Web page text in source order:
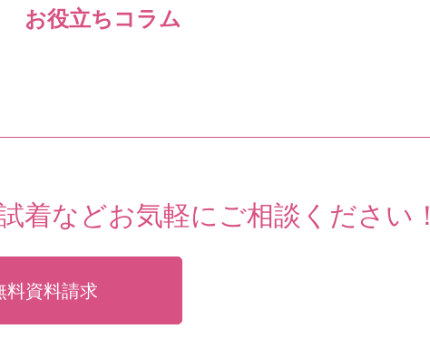
お役立ちコラム
着などお気軽にご相談ください！
料資料請求